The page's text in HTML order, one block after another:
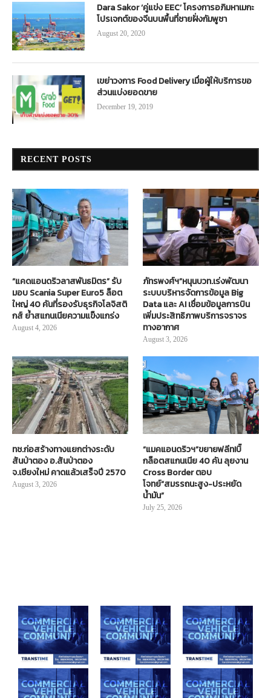
Dara Sakor ‘คู่แข่ง EEC’ โครงการอภิมหาเมกะ
โปรเจกต์ของจีนบนพื้นที่ชายฝั่งกัมพูชา
August 20, 2020
เขย่าวงการ Food Delivery เมื่อผู้ให้บริการขอ
ส่วนแบ่งยอดขาย
December 19, 2019
RECENT POSTS
“แคดแอนดริวลาสพันธมิตร” รับ
มอบ Scania Super Euro5 ล็อต
ใหญ่ 40 คันที่รองรับธุรกิจโลจิสติ
กส์ ย้ำสแกนเนียความแข็งแกร่ง
August 4, 2026
ภัทรพงศ์ฯ”หนุนบวท.เร่งพัฒนา
ระบบบริหารจัดการข้อมูล Big
Data และ AI เชื่อมข้อมูลการบิน
เพิ่มประสิทธิภาพบริการจราจร
ทางอากาศ
August 3, 2026
ทช.ก่อสร้างทางแยกต่างระดับ
สันป่าตอง อ.สันป่าตอง
จ.เชียงใหม่ คาดแล้วเสร็จปี 2570
August 3, 2026
“แมคแอนดริวฯ”ขยายฟลีท!บิ๊
กล็อตสแกนเนีย 40 คัน ลุยงาน
Cross Border ตอบ
โจทย์“สมรรถนะสูง-ประหยัด
น้ำมัน”
July 25, 2026